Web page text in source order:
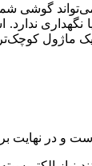
نهایت برای